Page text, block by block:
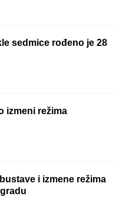
sedmice rođeno je 28
izmeni režima
i izmene režima